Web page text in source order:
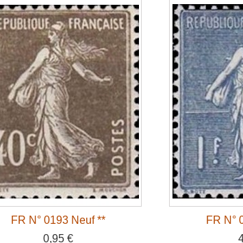
FR N° 0193 Neuf **
0,95 €
FR N°